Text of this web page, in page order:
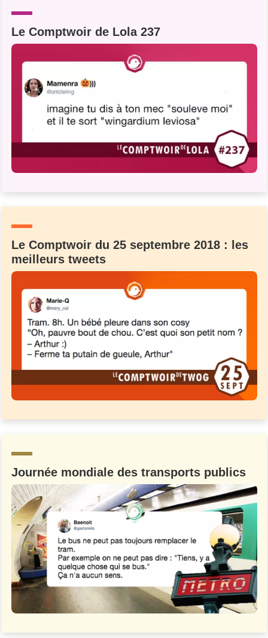
Le Comptwoir de Lola 237
Le Comptwoir du 25 septembre 2018 : les
meilleurs tweets
Journée mondiale des transports publics